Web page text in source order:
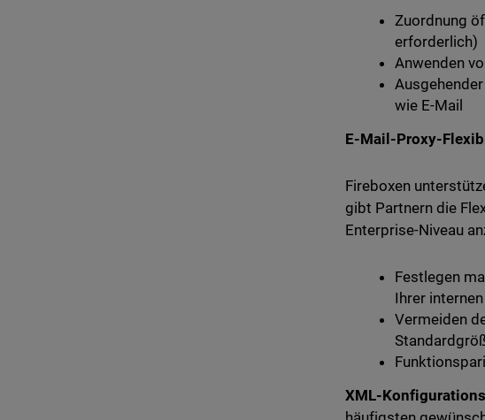
Zuordnung
erforderlich)
Anwenden
wie E-Mail
E-Mail-Proxy-
Fireboxen
gibt Partnern die
Enterprise-Niveau
Festlegen
Ihrer
Vermeiden
XML-